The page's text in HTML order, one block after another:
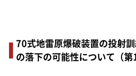
70式地雷原爆破装置の投射
の落下の可能性について（第